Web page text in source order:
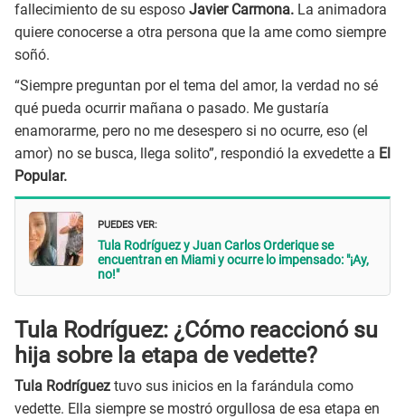
fallecimiento de su esposo Javier Carmona. La animadora
quiere conocerse a otra persona que la ame como siempre
soñó.
“Siempre preguntan por el tema del amor, la verdad no sé
qué pueda ocurrir mañana o pasado. Me gustaría
enamorarme, pero no me desespero si no ocurre, eso (el
amor) no se busca, llega solito”, respondió la exvedette a El
Popular.
PUEDES VER:
Tula Rodríguez y Juan Carlos Orderique se
encuentran en Miami y ocurre lo impensado: "¡Ay,
no!"
Tula Rodríguez: ¿Cómo reaccionó su
hija sobre la etapa de vedette?
Tula Rodríguez tuvo sus inicios en la farándula como
vedette. Ella siempre se mostró orgullosa de esa etapa en